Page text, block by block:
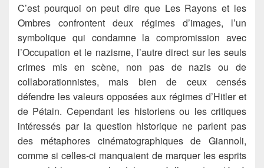
C’est pourquoi on peut dire que Les Rayons et les
Ombres confrontent deux régimes d’images, l’un
symbolique qui condamne la compromission avec
l’Occupation et le nazisme, l’autre direct sur les seuls
crimes mis en scène, non pas de nazis ou de
collaborationnistes, mais bien de ceux censés
défendre les valeurs opposées aux régimes d’Hitler et
de Pétain. Cependant les historiens ou les critiques
intéressés par la question historique ne parlent pas
des métaphores cinématographiques de Giannoli,
comme si celles-ci manquaient de marquer les esprits